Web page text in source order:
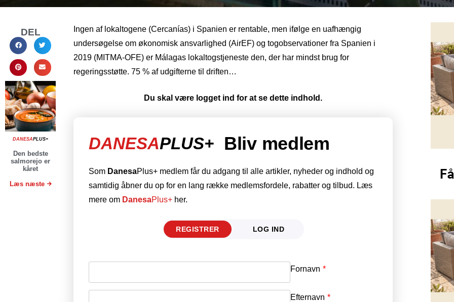
DEL
DANESAPLUS+
Den bedste
salmorejo er
kåret
Læs næste
Ingen af ​​lokaltogene (Cercanías) i Spanien er rentable, men ifølge en uafhængig
undersøgelse om økonomisk ansvarlighed (AirEF) og togobservationer fra Spanien i
2019 (MITMA-OFE) er Málagas lokaltogstjeneste den, der har mindst brug for
regeringsstøtte. 75 % af udgifterne til driften…
Du skal være logget ind for at se dette indhold.
DANESAPLUS+ Bliv medlem
Som DanesaPlus+ medlem får du adgang til alle artikler, nyheder og indhold og
samtidig åbner du op for en lang række medlemsfordele, rabatter og tilbud. Læs
mere om DanesaPlus+ her.
REGISTRER LOG IND
Fornavn *
Efternavn *
E-mail
Adgangskode